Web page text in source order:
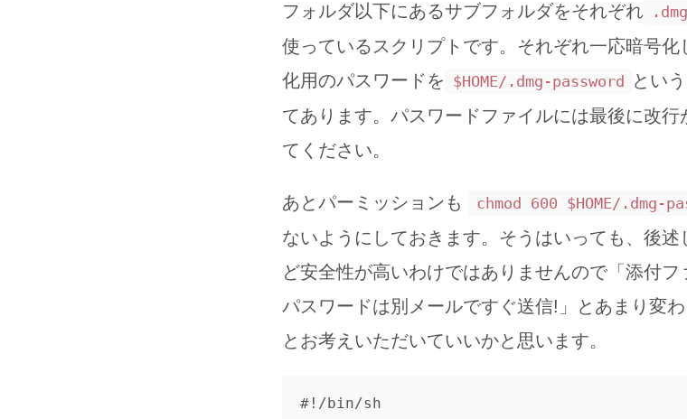
フォルダ以下にあるサブフォルダをそれぞれ .dmg
使っているスクリプトです。それぞれ一応暗号
化用のパスワードを $HOME/.dmg-password
とい
てあります。パスワードファイルには最後に改
てください。
あとパーミッションも chmod 600 $HOME/.dmg-
ないようにしておきます。そうはいっても、後
ど安全性が高いわけではありませんので「添付
パスワードは別メールですぐ送信!」とあまり変
とお考えいただいていいかと思います。
#!/bin/sh